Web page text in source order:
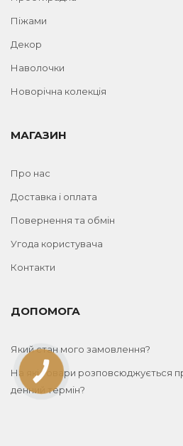
Піжами
Декор
Наволочки
Новорічна колекція
МАГАЗИН
Про нас
Доставка і оплата
Повернення та обмін
Угода користувача
Контакти
ДОПОМОГА
Який стан мого замовлення?
На які товари розповсюджується
денний термін?
КНОПКА
ЗВ'ЯЗКУ